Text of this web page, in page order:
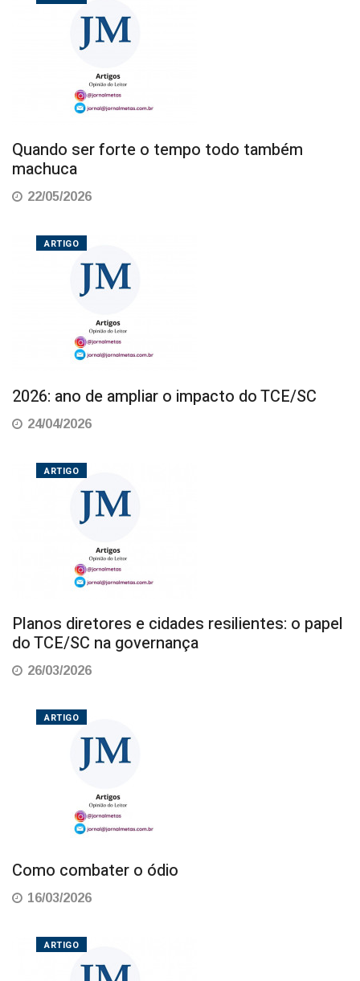
Quando ser forte o tempo todo também
machuca
22/05/2026
ARTIGO
2026: ano de ampliar o impacto do TCE/SC
24/04/2026
ARTIGO
Planos diretores e cidades resilientes: o papel
do TCE/SC na governança
26/03/2026
ARTIGO
Como combater o ódio
16/03/2026
ARTIGO